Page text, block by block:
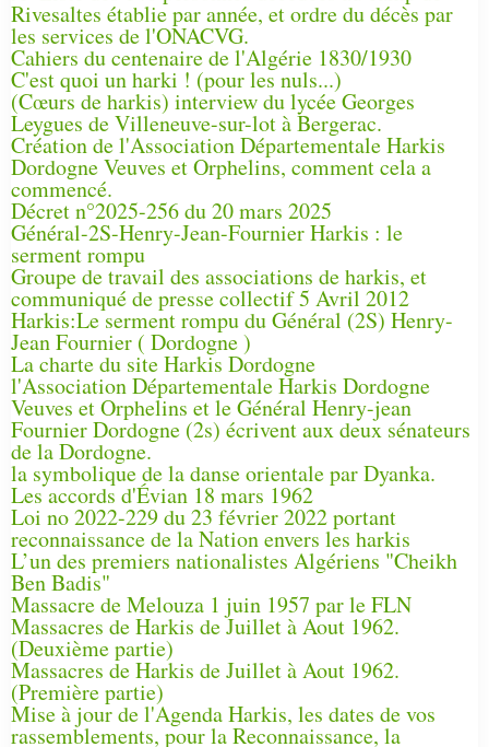
Rivesaltes établie par année, et ordre du décès par
les services de l'ONACVG.
Cahiers du centenaire de l'Algérie 1830/1930
C'est quoi un harki ! (pour les nuls...)
(Cœurs de harkis) interview du lycée Georges
Leygues de Villeneuve-sur-lot à Bergerac.
Création de l'Association Départementale Harkis
Dordogne Veuves et Orphelins, comment cela a
commencé.
Décret n°2025-256 du 20 mars 2025
Général-2S-Henry-Jean-Fournier Harkis : le
serment rompu
Groupe de travail des associations de harkis, et
communiqué de presse collectif 5 Avril 2012
Harkis:Le serment rompu du Général (2S) Henry-
Jean Fournier ( Dordogne )
La charte du site Harkis Dordogne
l'Association Départementale Harkis Dordogne
Veuves et Orphelins et le Général Henry-jean
Fournier Dordogne (2s) écrivent aux deux sénateurs
de la Dordogne.
la symbolique de la danse orientale par Dyanka.
Les accords d'Évian 18 mars 1962
Loi no 2022-229 du 23 février 2022 portant
reconnaissance de la Nation envers les harkis
L’un des premiers nationalistes Algériens "Cheikh
Ben Badis"
Massacre de Melouza 1 juin 1957 par le FLN
Massacres de Harkis de Juillet à Aout 1962.
(Deuxième partie)
Massacres de Harkis de Juillet à Aout 1962.
(Première partie)
Mise à jour de l'Agenda Harkis, les dates de vos
rassemblements, pour la Reconnaissance, la